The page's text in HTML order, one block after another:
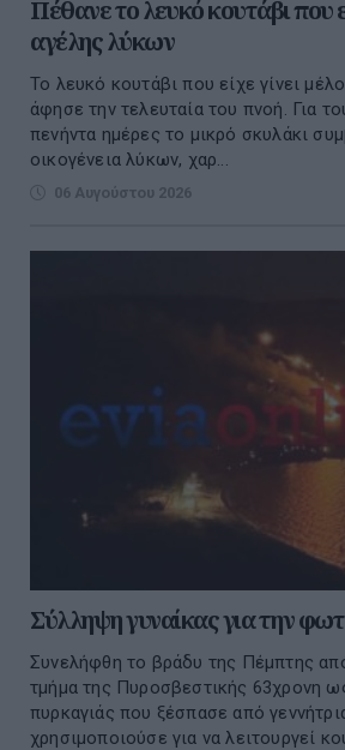
Πέθανε το λευκό κουτάβι που
αγέλης λύκων
Το λευκό κουτάβι που είχε γίνει
άφησε την τελευταία του πνοή. Για
πενήντα ημέρες το μικρό σκυλάκι
οικογένεια λύκων, χαρ...
06 Αυγούστου 2026
Σύλληψη γυναίκας για την
Συνελήφθη το βράδυ της Πέμπτης
τμήμα της Πυροσβεστικής 63χρονη
πυρκαγιάς που ξέσπασε από
χρησιμοποιούσε για να λειτουργεί